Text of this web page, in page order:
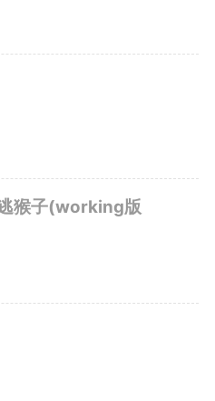
量子科技已被
产业之首，必须
己，用实际行动
养与厚望。他还
分享给更多
家转向企业
果从技术研究向
化，过程都充满
多的人投身科技
猴子(working版